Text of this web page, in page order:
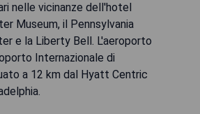
nelle vicinanze dell'hotel
Museum, il Pennsylvania
e la Liberty Bell. L'aeroporto
Internazionale di
a 12 km dal Hyatt Centric